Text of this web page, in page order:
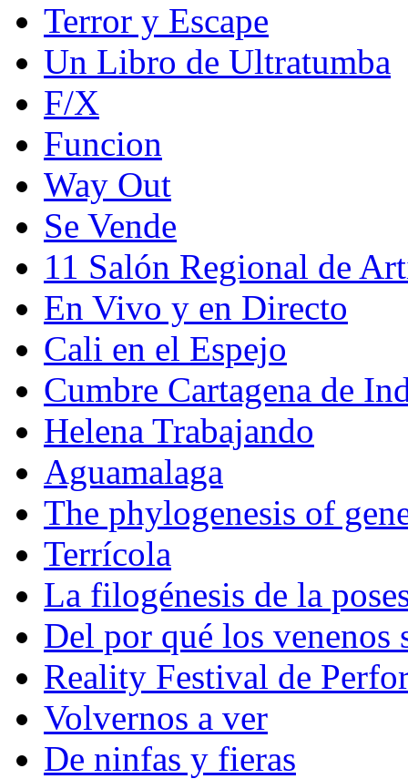
Terror y Escape
Un Libro de Ultratumba
F/X
Funcion
Way Out
Se Vende
11 Salón Regional de
En Vivo y en Directo
Cali en el Espejo
Cumbre Cartagena de
Helena Trabajando
Aguamalaga
The phylogenesis of
Terrícola
La filogénesis de la
Del por qué los venenos
Reality Festival de
Volvernos a ver
De ninfas y fieras